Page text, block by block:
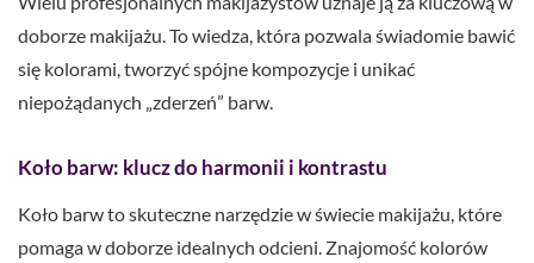
doborze makijażu. To wiedza, która pozwala świadomie bawić
się kolorami, tworzyć spójne kompozycje i unikać
niepożądanych „zderzeń” barw.
Koło barw: klucz do harmonii i kontrastu
Koło barw to skuteczne narzędzie w świecie makijażu, które
pomaga w doborze idealnych odcieni. Znajomość kolorów